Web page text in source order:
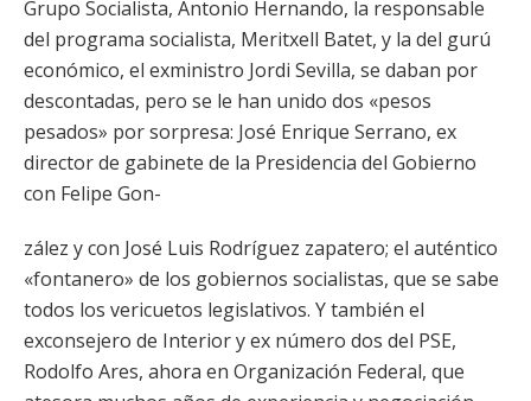
Grupo Socialista, Antonio Hernando, la responsable
del programa socialista, Meritxell Batet, y la del gurú
económico, el exministro Jordi Sevilla, se daban por
descontadas, pero se le han unido dos «pesos
pesados» por sorpresa: José Enrique Serrano, ex
director de gabinete de la Presidencia del Gobierno
con Felipe Gon-
zález y con José Luis Rodríguez zapatero; el auténtico
«fontanero» de los gobiernos socialistas, que se sabe
todos los vericuetos legislativos. Y también el
exconsejero de Interior y ex número dos del PSE,
Rodolfo Ares, ahora en Organización Federal, que